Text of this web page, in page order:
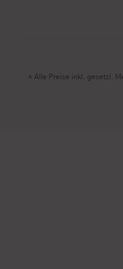
* Alle Preise inkl. gesetzl.